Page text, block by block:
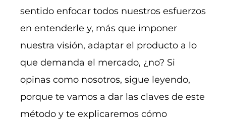
sentido enfocar todos nuestros esfuerzos
en entenderle y, más que imponer
nuestra visión, adaptar el producto a lo
que demanda el mercado, ¿no? Si
opinas como nosotros, sigue leyendo,
porque te vamos a dar las claves de este
método y te explicaremos cómo